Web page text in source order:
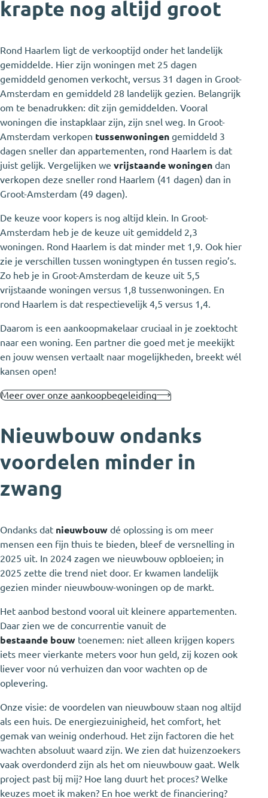
krapte nog altijd groot
Rond Haarlem ligt de verkooptijd onder het landelijk
gemiddelde. Hier zijn woningen met 25 dagen
gemiddeld genomen verkocht, versus 31 dagen in Groot-
Amsterdam en gemiddeld 28 landelijk gezien. Belangrijk
om te benadrukken: dit zijn gemiddelden. Vooral
woningen die instapklaar zijn, zijn snel weg. In Groot-
Amsterdam verkopen tussenwoningen gemiddeld 3
dagen sneller dan appartementen, rond Haarlem is dat
juist gelijk. Vergelijken we vrijstaande woningen dan
verkopen deze sneller rond Haarlem (41 dagen) dan in
Groot-Amsterdam (49 dagen).
De keuze voor kopers is nog altijd klein. In Groot-
Amsterdam heb je de keuze uit gemiddeld 2,3
woningen. Rond Haarlem is dat minder met 1,9. Ook hier
zie je verschillen tussen woningtypen én tussen regio’s.
Zo heb je in Groot-Amsterdam de keuze uit 5,5
vrijstaande woningen versus 1,8 tussenwoningen. En
rond Haarlem is dat respectievelijk 4,5 versus 1,4.
Daarom is een aankoopmakelaar cruciaal in je zoektocht
naar een woning. Een partner die goed met je meekijkt
en jouw wensen vertaalt naar mogelijkheden, breekt wél
kansen open!
Meer over onze aankoopbegeleiding
Nieuwbouw ondanks
voordelen minder in
zwang
Ondanks dat nieuwbouw dé oplossing is om meer
mensen een fijn thuis te bieden, bleef de versnelling in
2025 uit. In 2024 zagen we nieuwbouw opbloeien; in
2025 zette die trend niet door. Er kwamen landelijk
gezien minder nieuwbouw-woningen op de markt.
Het aanbod bestond vooral uit kleinere appartementen.
Daar zien we de concurrentie vanuit de
bestaande bouw toenemen: niet alleen krijgen kopers
iets meer vierkante meters voor hun geld, zij kozen ook
liever voor nú verhuizen dan voor wachten op de
oplevering.
Onze visie: de voordelen van nieuwbouw staan nog altijd
als een huis. De energiezuinigheid, het comfort, het
gemak van weinig onderhoud. Het zijn factoren die het
wachten absoluut waard zijn. We zien dat huizenzoekers
vaak overdonderd zijn als het om nieuwbouw gaat. Welk
project past bij mij? Hoe lang duurt het proces? Welke
keuzes moet ik maken? En hoe werkt de financiering?